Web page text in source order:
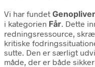
Vi har fundet
i kategorien Får. Dette
redningsressource,
kritiske
sutte. Den er særligt
måde, der er både